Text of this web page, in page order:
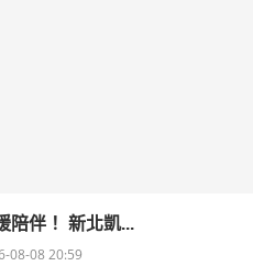
陪伴！ 新北凱...
08-08 20:59